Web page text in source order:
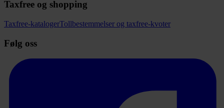
Taxfree og shopping
Taxfree-katalogerTollbestemmelser og taxfree-kvoter
Følg oss